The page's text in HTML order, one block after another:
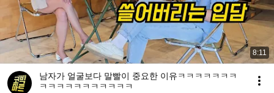
8:11
남자가 얼굴보다 말빨이 중요한 이유ㅋㅋㅋㅋㅋㅋㅋ
ㅋㅋㅋㅋㅋㅋㅋㅋㅋㅋㅋ